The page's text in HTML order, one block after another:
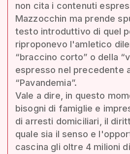
non cita i contenuti
Mazzocchin ma prende
testo introduttivo di quel
riproponevo l'amletico
“braccino corto” o della
espresso nel precedente
“Pavandemia”.
Vale a dire, in questo
bisogni di famiglie e
di arresti domiciliari, il
quale sia il senso e
cascina gli oltre 4 milioni